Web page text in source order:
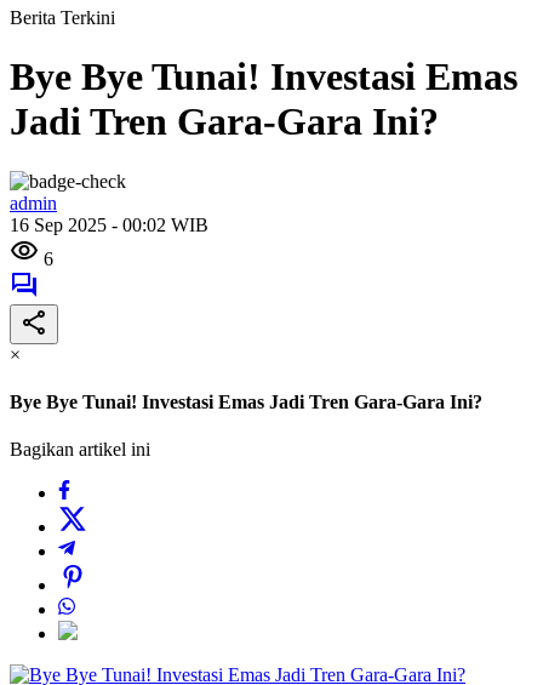
Berita Terkini
Bye Bye Tunai! Investasi Emas
Jadi Tren Gara-Gara Ini?
admin
16 Sep 2025 - 00:02 WIB
6
×
Bye Bye Tunai! Investasi Emas Jadi Tren Gara-Gara Ini?
Bagikan artikel ini